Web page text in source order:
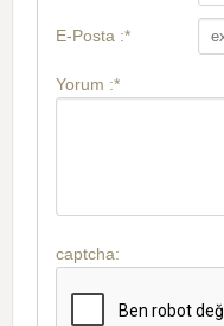
E-Posta :*
Yorum :*
captcha: